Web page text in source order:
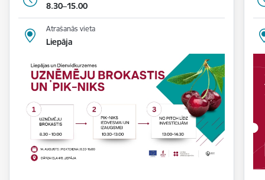
8.30–15.00
Atrašanās vieta
Liepāja